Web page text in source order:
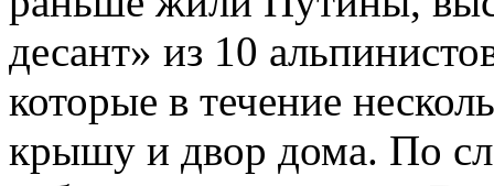
десант» из 10
которые в течение
крышу и двор дома. По